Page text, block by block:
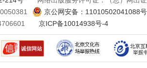
京公网安备：11010502041088号
京ICP备10014938号-4